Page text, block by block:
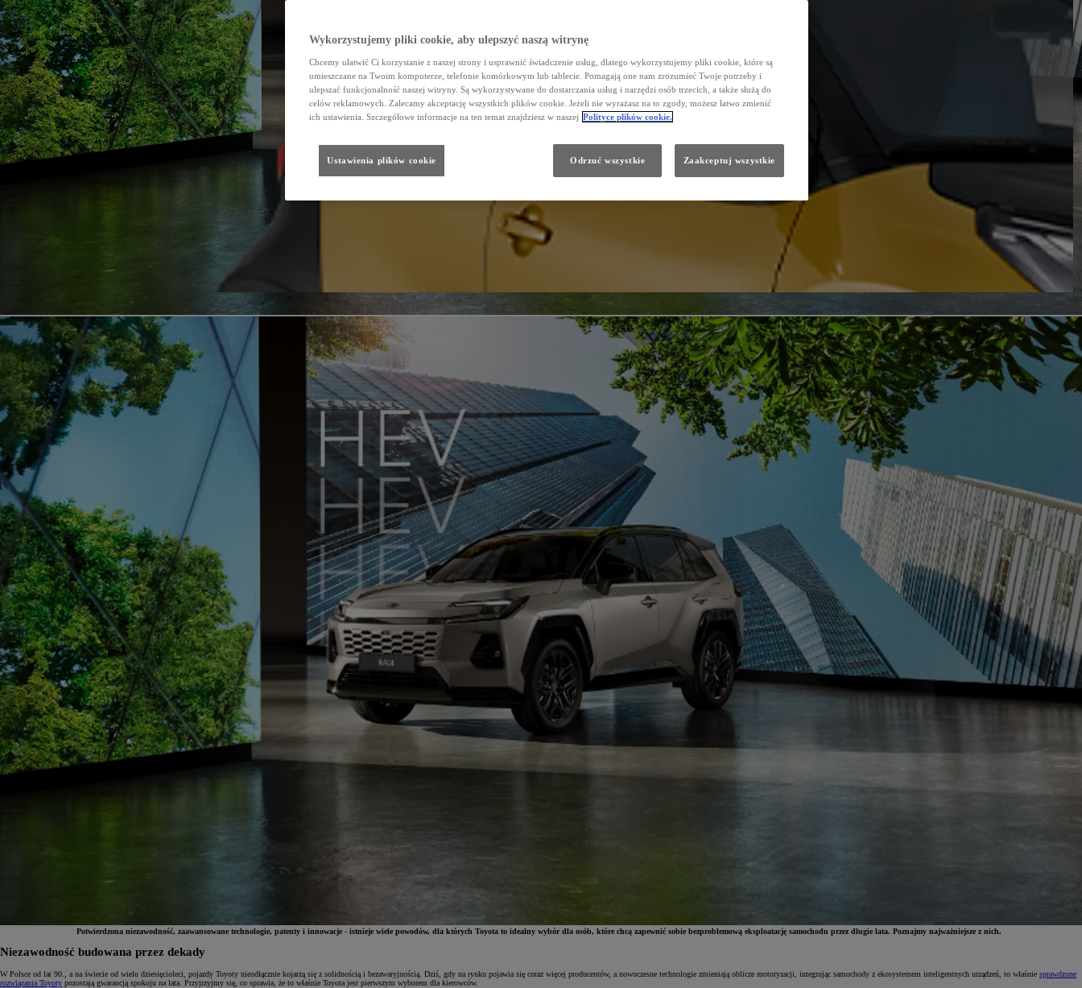
Od81 900 zł
Potwierdzona niezawodność, zaawansowane technologie, patenty i innowacje - istnieje wiele powodów, dla których Toyota to idealny wybór dla osób, które chcą zapewnić sobie bezproblemową eksploatację samochodu przez długie lata. Poznajmy najważniejsze z nich.
Niezawodność budowana przez dekady
W Polsce od lat 90., a na świecie od wielu dziesięcioleci, pojazdy Toyoty nieodłącznie kojarzą się z solidnością i bezawaryjnością. Dziś, gdy na rynku pojawia się coraz więcej producentów, a nowoczesne technologie zmieniają oblicze motoryzacji, integrując samochody z ekosystemem inteligentnych urządzeń, to właśnie sprawdzone
rozwiązania Toyoty pozostają gwarancją spokoju na lata. Przyjrzyjmy się, co sprawia, że to właśnie Toyota jest pierwszym wyborem dla kierowców.
Wykorzystujemy pliki cookie, aby ulepszyć naszą witrynę
Chcemy ułatwić Ci korzystanie z naszej strony i usprawnić świadczenie usług, dlatego wykorzystujemy pliki cookie, które są
umieszczane na Twoim komputerze, telefonie komórkowym lub tablecie. Pomagają one nam zrozumieć Twoje potrzeby i
ulepszać funkcjonalność naszej witryny. Są wykorzystywane do dostarczania usług i narzędzi osób trzecich, a także służą do
celów reklamowych. Zalecamy akceptację wszystkich plików cookie. Jeżeli nie wyrażasz na to zgody, możesz łatwo zmienić
ich ustawienia. Szczegółowe informacje na ten temat znajdziesz w naszej Polityce plików cookie.
Odrzuć wszystkie Zaakceptuj wszystkie
Ustawienia plików cookie